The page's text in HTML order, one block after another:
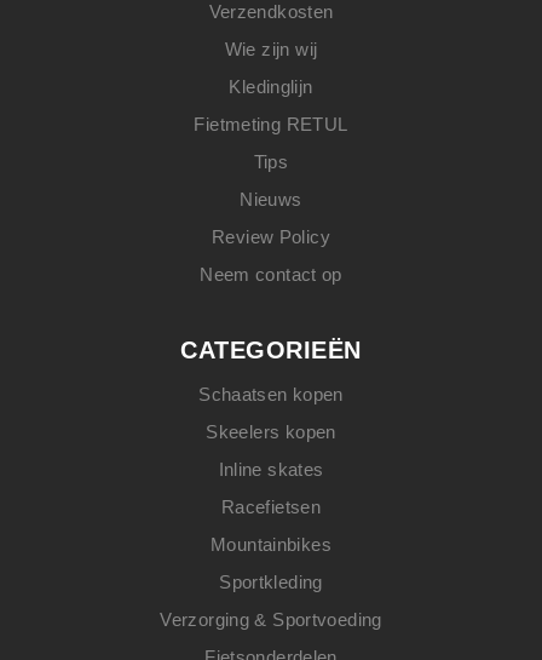
Verzendkosten
Wie zijn wij
Kledinglijn
Fietmeting RETUL
Tips
Nieuws
Review Policy
Neem contact op
CATEGORIEËN
Schaatsen kopen
Skeelers kopen
Inline skates
Racefietsen
Mountainbikes
Sportkleding
Verzorging & Sportvoeding